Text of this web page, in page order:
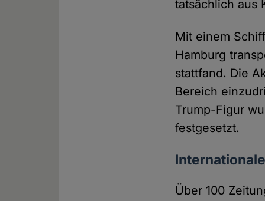
tatsächlich aus
Mit einem
Hamburg
stattfand. Die
Bereich
Trump-Figur
festgesetzt.
Über 100